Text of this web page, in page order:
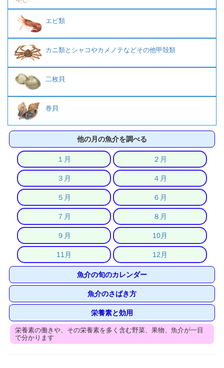
エビ類
カニ類とシャコやカメノテなどその他甲殻類
二枚貝
巻貝
他の月の魚介を調べる
１月 ２月
３月 ４月
５月 ６月
７月 ８月
９月 10月
11月 12月
魚介の旬のカレンダー
魚介のさばき方
栄養素と効用
栄養素の働きや、その栄養素を多く含む野菜、果物、魚介が一目
で分かります